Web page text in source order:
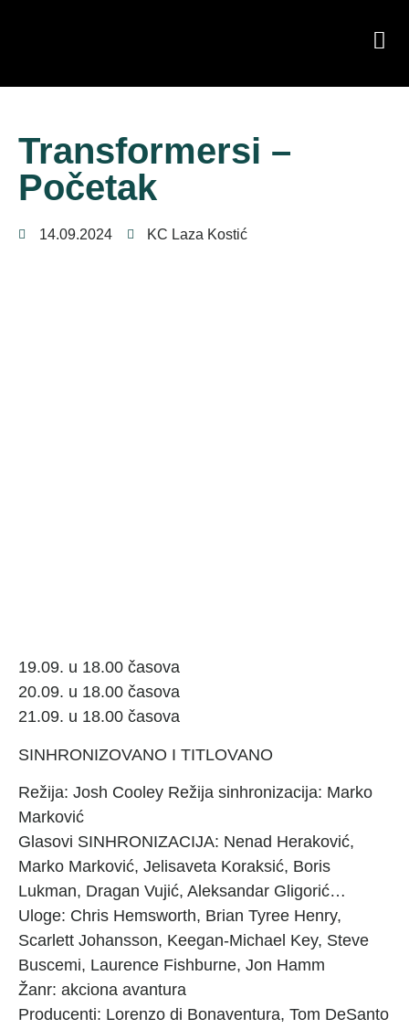
Transformersi –
Početak
14.09.2024 KC Laza Kostić
19.09. u 18.00 časova
20.09. u 18.00 časova
21.09. u 18.00 časova
SINHRONIZOVANO I TITLOVANO
Režija: Josh Cooley Režija sinhronizacija: Marko
Marković
Glasovi SINHRONIZACIJA: Nenad Heraković,
Marko Marković, Jelisaveta Koraksić, Boris
Lukman, Dragan Vujić, Aleksandar Gligorić…
Uloge: Chris Hemsworth, Brian Tyree Henry,
Scarlett Johansson, Keegan-Michael Key, Steve
Buscemi, Laurence Fishburne, Jon Hamm
Žanr: akciona avantura
Producenti: Lorenzo di Bonaventura, Tom DeSanto